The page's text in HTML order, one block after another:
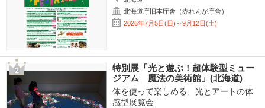
北海道庁旧本庁舎（赤れんが庁舎）
2026年7月5日(日)～9月12日(土)
特別展「光と遊ぶ！超体験型ミュー
ジアム 魔法の美術館」(北海道)
体を使って楽しめる、光とアートの体
感型展覧会